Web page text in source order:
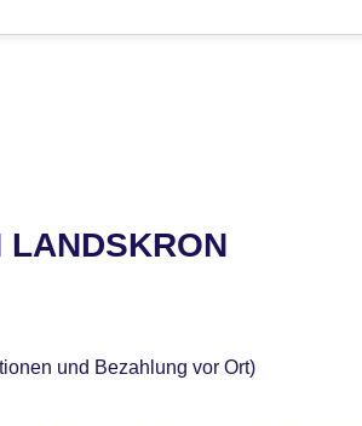
und Bezahlung vor Ort)